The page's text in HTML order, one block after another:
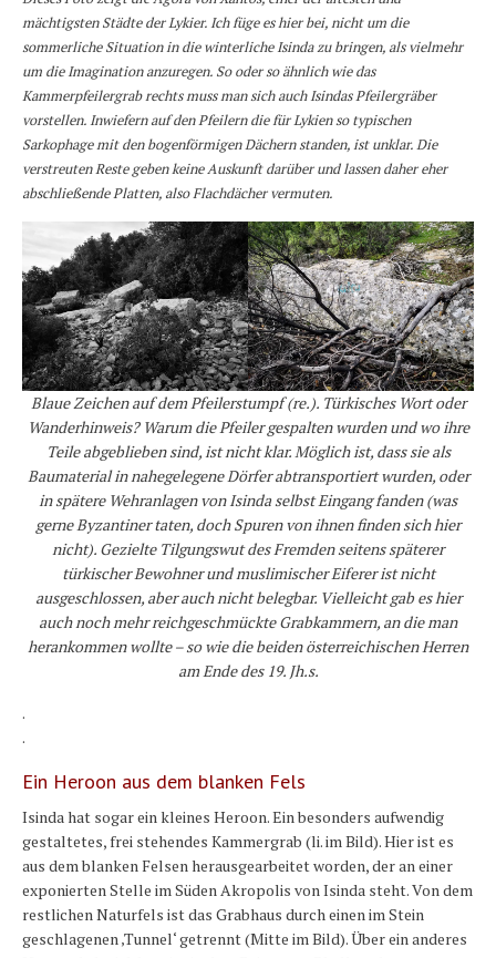
mächtigsten Städte der Lykier. Ich füge es hier bei, nicht um die
sommerliche Situation in die winterliche Isinda zu bringen, als vielmehr
um die Imagination anzuregen. So oder so ähnlich wie das
Kammerpfeilergrab rechts muss man sich auch Isindas Pfeilergräber
vorstellen. Inwiefern auf den Pfeilern die für Lykien so typischen
Sarkophage mit den bogenförmigen Dächern standen, ist unklar. Die
verstreuten Reste geben keine Auskunft darüber und lassen daher eher
abschließende Platten, also Flachdächer vermuten.
Blaue Zeichen auf dem Pfeilerstumpf (re.). Türkisches Wort oder
Wanderhinweis? Warum die Pfeiler gespalten wurden und wo ihre
Teile abgeblieben sind, ist nicht klar. Möglich ist, dass sie als
Baumaterial in nahegelegene Dörfer abtransportiert wurden, oder
in spätere Wehranlagen von Isinda selbst Eingang fanden (was
gerne Byzantiner taten, doch Spuren von ihnen finden sich hier
nicht). Gezielte Tilgungswut des Fremden seitens späterer
türkischer Bewohner und muslimischer Eiferer ist nicht
ausgeschlossen, aber auch nicht belegbar. Vielleicht gab es hier
auch noch mehr reichgeschmückte Grabkammern, an die man
herankommen wollte – so wie die beiden österreichischen Herren
am Ende des 19. Jh.s.
.
.
Ein Heroon aus dem blanken Fels
Isinda hat sogar ein kleines Heroon. Ein besonders aufwendig
gestaltetes, frei stehendes Kammergrab (li. im Bild). Hier ist es
aus dem blanken Felsen herausgearbeitet worden, der an einer
exponierten Stelle im Süden Akropolis von Isinda steht. Von dem
restlichen Naturfels ist das Grabhaus durch einen im Stein
geschlagenen ‚Tunnel‘ getrennt (Mitte im Bild). Über ein anderes